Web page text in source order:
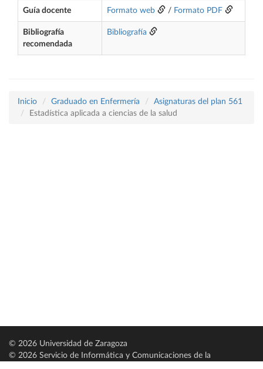
Guía docente Formato web / Formato PDF
Bibliografía
recomendada
Bibliografía
Inicio Graduado en Enfermería
Asignaturas del plan 561
Estadística aplicada a ciencias de la salud
© 2026 Universidad de Zaragoza
© 2026 Servicio de Informática y Comunicaciones de la